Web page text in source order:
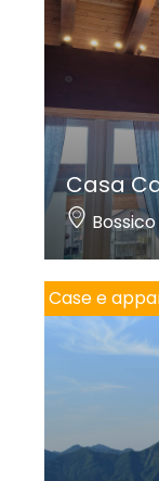
Casa
Bossico
Case e